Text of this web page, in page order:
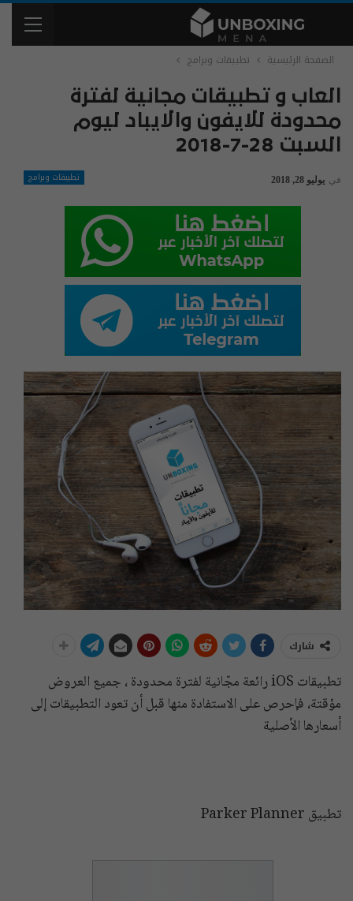
الصفحة الرئيسية تطبيقات وبرامج
العاب و تطبيقات مجانية لفترة
محدودة للايفون والايباد ليوم
السبت 28-7-2018
تطبيقات وبرامج في يوليو 28, 2018
شارك
تطبيقات iOS رائعة مجّانية لفترة محدودة ، جميع العروض
مؤقتة، فإحرص على الاستفادة منها قبل أن تعود التطبيقات إلى
أسعارها الأصلية
تطبيق Parker Planner